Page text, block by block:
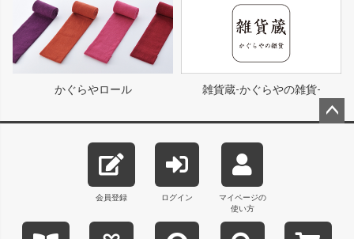
かぐらやロール 雑貨蔵-かぐらやの雑貨-
会員登録 ログイン
マイページの
使い方